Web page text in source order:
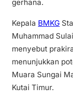
gerhana.
Kepala BMKG
Muhammad
menyebut
menunjukkan
Muara Sungai
Kutai Timur.